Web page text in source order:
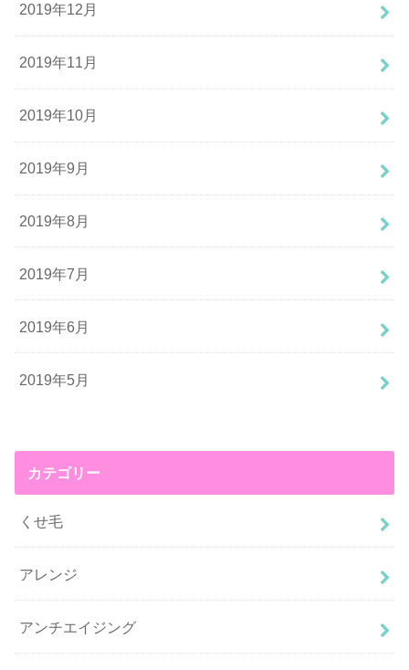
2019年12月
2019年11月
2019年10月
2019年9月
2019年8月
2019年7月
2019年6月
2019年5月
カテゴリー
くせ毛
アレンジ
アンチエイジング